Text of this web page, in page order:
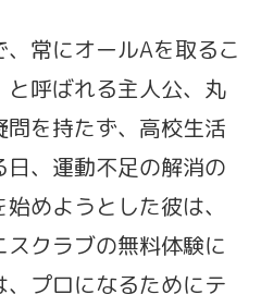
常にオールAを取るこ
呼ばれる主人公、丸
を持たず、高校生活
、運動不足の解消の
めようとした彼は、
クラブの無料体験に
プロになるためにテ